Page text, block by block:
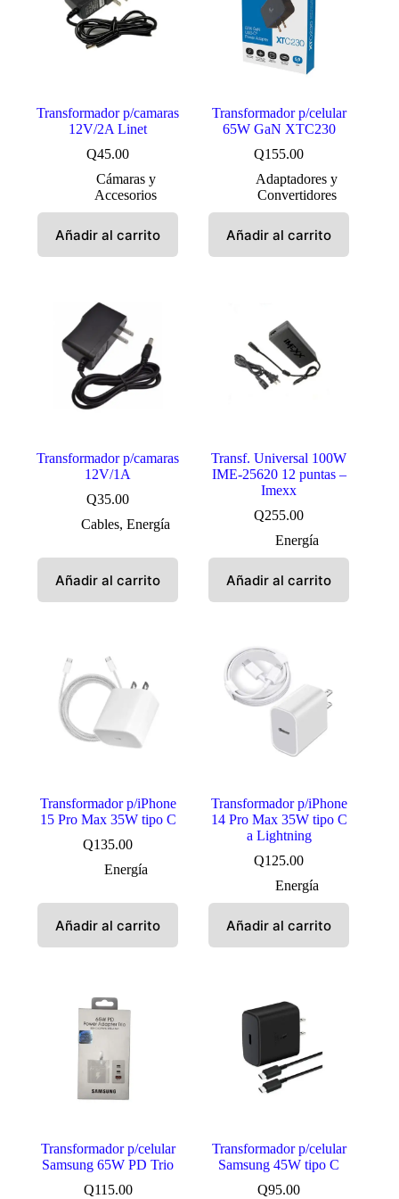
Transformador p/camaras
12V/2A Linet
Q45.00
Cámaras y
Accesorios
Añadir al carrito
Transformador p/celular
65W GaN XTC230
Q155.00
Adaptadores y
Convertidores
Añadir al carrito
Transformador p/camaras
12V/1A
Q35.00
Cables,Energía
Añadir al carrito
Transf. Universal 100W
IME-25620 12 puntas –
Imexx
Q255.00
Energía
Añadir al carrito
Transformador p/iPhone
15 Pro Max 35W tipo C
Q135.00
Energía
Añadir al carrito
Transformador p/iPhone
14 Pro Max 35W tipo C
a Lightning
Q125.00
Energía
Añadir al carrito
Transformador p/celular
Samsung 65W PD Trio
Q115.00
Transformador p/celular
Samsung 45W tipo C
Q95.00